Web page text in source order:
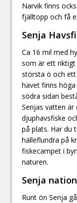
Narvik finns
fjälltopp och få
Senja
Ca 16 mil med
som är ett riktigt
största ö och
havet finns
södra sidan
Senjas vatten
djuphavsfiske
på plats. Har du
hälleflundra på
fiskecampet i
naturen.
Senja
Runt ön Senja